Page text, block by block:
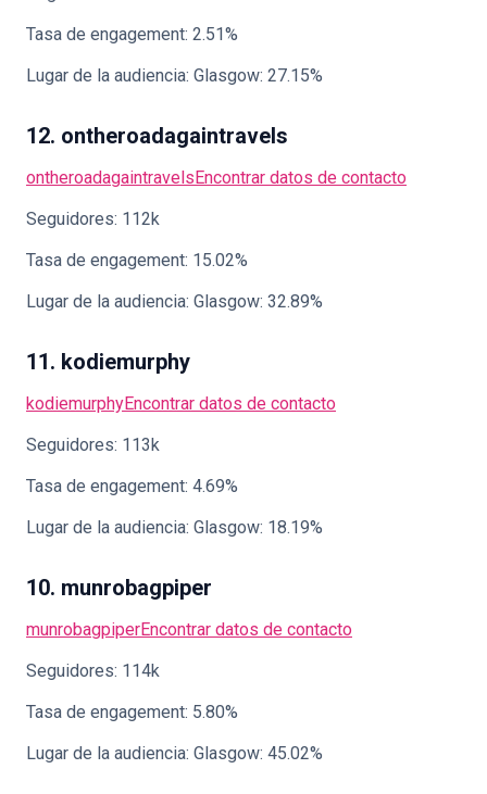
Tasa de engagement: 2.51%
Lugar de la audiencia: Glasgow: 27.15%
12. ontheroadagaintravels
ontheroadagaintravelsEncontrar datos de contacto
Seguidores: 112k
Tasa de engagement: 15.02%
Lugar de la audiencia: Glasgow: 32.89%
11. kodiemurphy
kodiemurphyEncontrar datos de contacto
Seguidores: 113k
Tasa de engagement: 4.69%
Lugar de la audiencia: Glasgow: 18.19%
10. munrobagpiper
munrobagpiperEncontrar datos de contacto
Seguidores: 114k
Tasa de engagement: 5.80%
Lugar de la audiencia: Glasgow: 45.02%